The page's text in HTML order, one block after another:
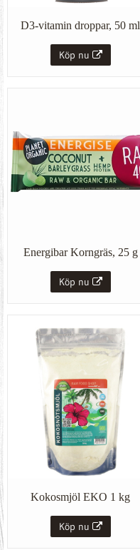
D3-vitamin droppar, 50 ml
Köp nu
Energibar Korngräs, 25 g
Köp nu
Kokosmjöl EKO 1 kg
Köp nu